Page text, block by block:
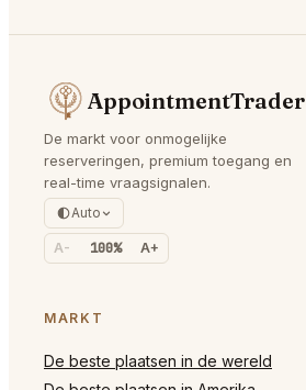
AppointmentTrader
De markt voor onmogelijke
reserveringen, premium toegang en
real-time vraagsignalen.
Auto
A- 100% A+
MARKT
De beste plaatsen in de wereld